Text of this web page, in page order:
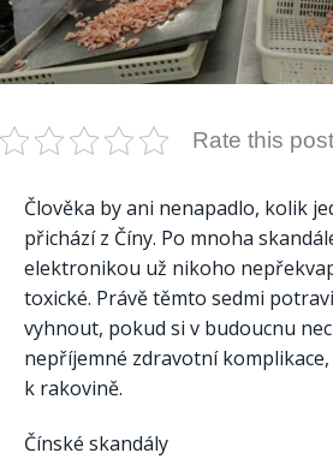
Rate this post
Člověka by ani nenapadlo, kolik
přichází z Číny. Po mnoha
elektronikou už nikoho
toxické. Právě těmto sedmi
vyhnout, pokud si v budoucnu
nepříjemné zdravotní
k rakovině.
Čínské skandály